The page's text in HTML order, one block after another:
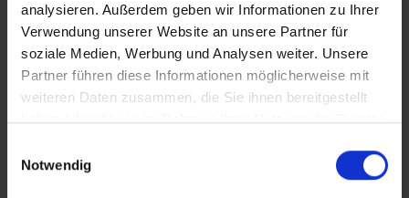
analysieren. Außerdem geben wir Informationen zu Ihrer
Verwendung unserer Website an unsere Partner für
soziale Medien, Werbung und Analysen weiter. Unsere
Partner führen diese Informationen möglicherweise mit
weiteren Daten zusammen, die Sie ihnen bereitgestellt
haben oder die sie im Rahmen Ihrer Nutzung der Dienste
Notwendig